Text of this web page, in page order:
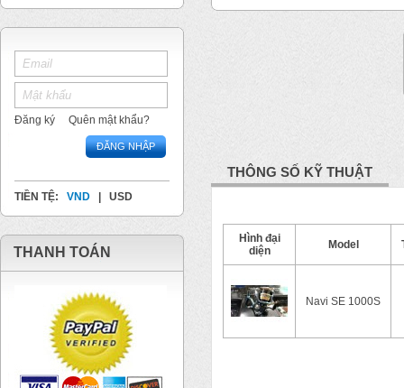
Đăng ký Quên mật khẩu?
ĐĂNG NHẬP
TIỀN TỆ: VND USD
THANH TOÁN
THÔNG SỐ KỸ THUẬT
Hình đại
diện
Model
Navi SE 1000S